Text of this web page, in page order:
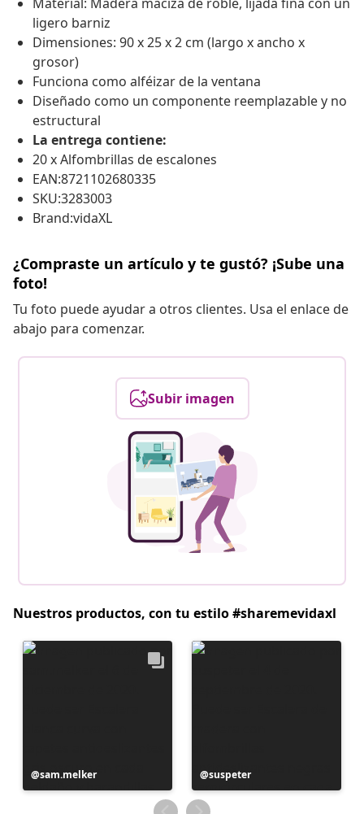
ligero barniz
Dimensiones: 90 x 25 x 2 cm (largo x ancho x
grosor)
Funciona como alféizar de la ventana
Diseñado como un componente reemplazable y no
estructural
La entrega contiene:
20 x Alfombrillas de escalones
EAN:8721102680335
SKU:3283003
Brand:vidaXL
¿Compraste un artículo y te gustó? ¡Sube una
foto!
Tu foto puede ayudar a otros clientes. Usa el enlace de
abajo para comenzar.
Subir imagen
Nuestros productos, con tu estilo #sharemevidaxl
Publicación
realizada
sam.melker
Publicación
realizada
por
suspeter